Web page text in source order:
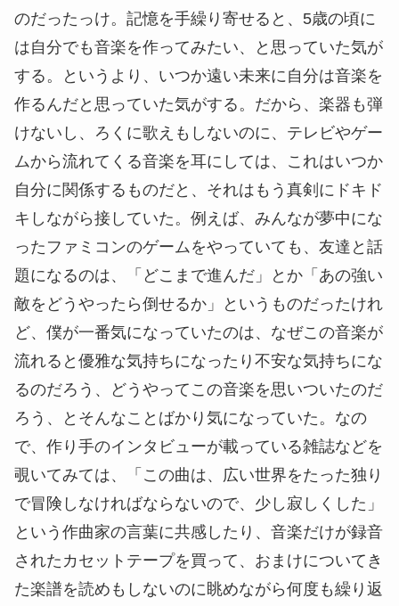
のだったっけ。記憶を手繰り寄せると、5歳の頃に
は自分でも音楽を作ってみたい、と思っていた気が
する。というより、いつか遠い未来に自分は音楽を
作るんだと思っていた気がする。だから、楽器も弾
けないし、ろくに歌えもしないのに、テレビやゲー
ムから流れてくる音楽を耳にしては、これはいつか
自分に関係するものだと、それはもう真剣にドキド
キしながら接していた。例えば、みんなが夢中にな
ったファミコンのゲームをやっていても、友達と話
題になるのは、「どこまで進んだ」とか「あの強い
敵をどうやったら倒せるか」というものだったけれ
ど、僕が一番気になっていたのは、なぜこの音楽が
流れると優雅な気持ちになったり不安な気持ちにな
るのだろう、どうやってこの音楽を思いついたのだ
ろう、とそんなことばかり気になっていた。なの
で、作り手のインタビューが載っている雑誌などを
覗いてみては、「この曲は、広い世界をたった独り
で冒険しなければならないので、少し寂しくした」
という作曲家の言葉に共感したり、音楽だけが録音
されたカセットテープを買って、おまけについてき
た楽譜を読めもしないのに眺めながら何度も繰り返